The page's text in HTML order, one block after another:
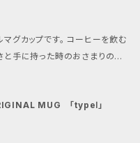
グカップです。 コーヒーを飲む
と手に持った時のおさまりの良
MUG 「typeⅠ」